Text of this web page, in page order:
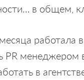
в общем,
работала
менеджером
в